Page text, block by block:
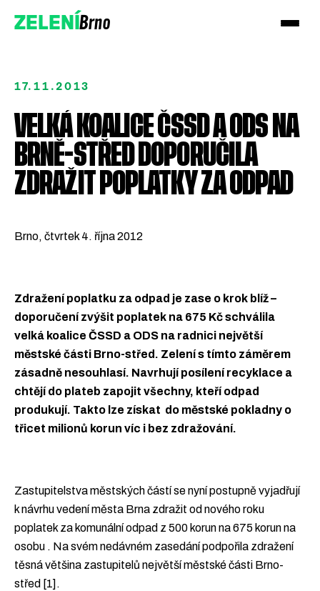
ZELENÍBrno
Přidejte se!
17.11.2013
VELKÁ KOALICE ČSSD A ODS NA
BRNĚ-STŘED DOPORUČILA
ZDRAŽIT POPLATKY ZA ODPAD
Brno, čtvrtek 4. října 2012
Zdražení poplatku za odpad je zase o krok blíž –
doporučení zvýšit poplatek na 675 Kč schválila
velká koalice ČSSD a ODS na radnici největší
městské části Brno-střed. Zelení s tímto záměrem
zásadně nesouhlasí. Navrhují posílení recyklace a
chtějí do plateb zapojit všechny, kteří odpad
produkují. Takto lze získat do městské pokladny o
třicet milionů korun víc i bez zdražování.
Zastupitelstva městských částí se nyní postupně vyjadřují
k návrhu vedení města Brna zdražit od nového roku
poplatek za komunální odpad z 500 korun na 675 korun na
osobu . Na svém nedávném zasedání podpořila zdražení
těsná většina zastupitelů největší městské části Brno-
střed [1].